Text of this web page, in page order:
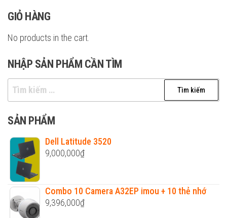
GIỎ HÀNG
No products in the cart.
NHẬP SẢN PHẨM CẦN TÌM
Tìm
kiếm
cho:
SẢN PHẨM
Dell Latitude 3520
9,000,000₫
Combo 10 Camera A32EP imou + 10 thẻ nhớ
9,396,000₫